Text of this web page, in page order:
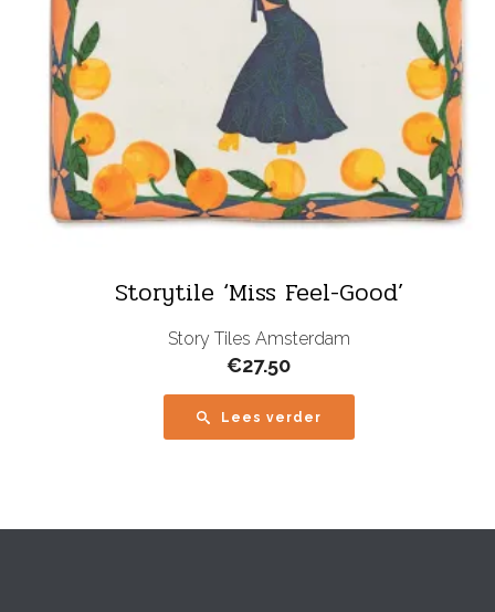
Storytile ‘Miss Feel-Good’
Story Tiles Amsterdam
€27.50
Lees verder